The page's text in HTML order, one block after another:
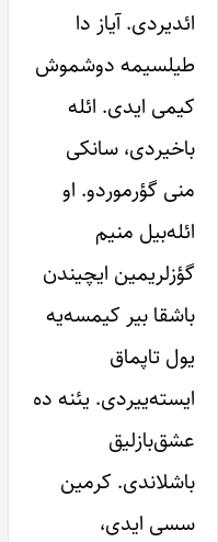
ائدیردی. آیاز دا
طیلسیمه دوشموش
کیمی ایدی. ائله
باخیردی، سانکی
منی گؤرموردو. او
ائله‌‌بیل منیم
گؤزلریمین ایچیندن
باشقا بیر کیمسه‌یه
یول تاپماق
ایسته‌ییردی. یئنه ده
عشق‌بازلیق
باشلاندی. کر‌مین
سسی ایدی،